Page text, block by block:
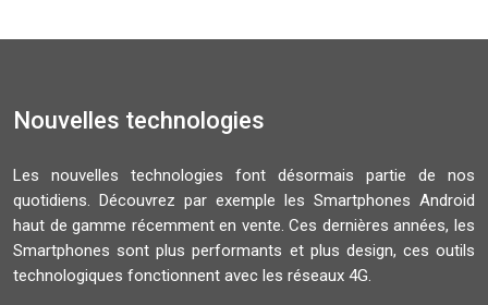
Nouvelles technologies
Les nouvelles technologies font désormais partie de nos
quotidiens. Découvrez par exemple les Smartphones Android
haut de gamme récemment en vente. Ces dernières années, les
Smartphones sont plus performants et plus design, ces outils
technologiques fonctionnent avec les réseaux 4G.